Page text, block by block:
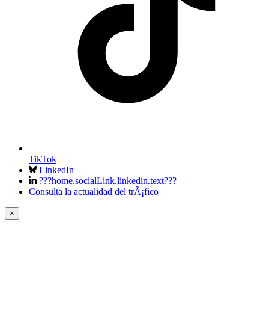
TikTok
LinkedIn
???home.socialLink.linkedin.text???
Consulta la actualidad del trÃ¡fico
×